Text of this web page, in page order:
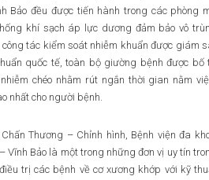
Bảo đều được tiến hành trong các phòng
khí sạch áp lực dương đảm bảo vô
tác kiểm soát nhiễm khuẩn được giám
quốc tế, toàn bộ giường bệnh được bố
chéo nhằm rút ngắn thời gian nằm
nhất cho người bệnh.
Thương – Chỉnh hình, Bệnh viện đa
Vĩnh Bảo là một trong những đơn vị uy tín
trị các bệnh về cơ xương khớp với kỹ